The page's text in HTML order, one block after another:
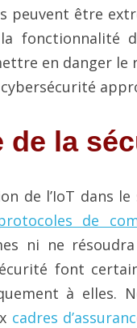
peuvent être
fonctionnalité
en danger le
de la
de l’IoT dans
de
ni ne
font
à elles.
cadres